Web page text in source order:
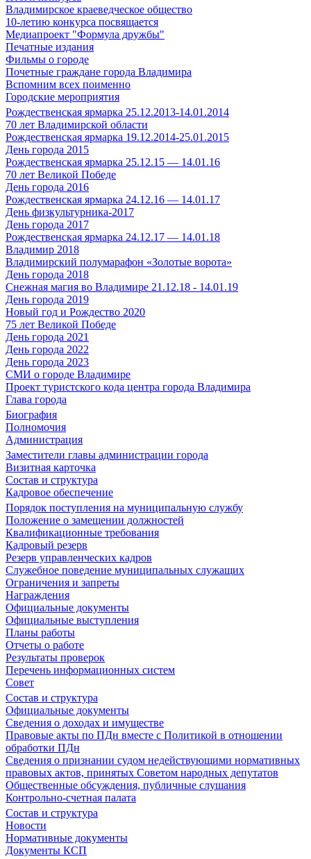
Владимирское краеведческое общество
10-летию конкурса посвящается
Медиапроект "Формула дружбы"
Печатные издания
Фильмы о городе
Почетные граждане города Владимира
Вспомним всех поименно
Городские мероприятия
Рождественская ярмарка 25.12.2013-14.01.2014
70 лет Владимирской области
Рождественская ярмарка 19.12.2014-25.01.2015
День города 2015
Рождественская ярмарка 25.12.15 — 14.01.16
70 лет Великой Победе
День города 2016
Рождественская ярмарка 24.12.16 — 14.01.17
День физкультурника-2017
День города 2017
Рождественская ярмарка 24.12.17 — 14.01.18
Владимир 2018
Владимирский полумарафон «Золотые ворота»
День города 2018
Снежная магия во Владимире 21.12.18 - 14.01.19
День города 2019
Новый год и Рождество 2020
75 лет Великой Победе
День города 2021
День города 2022
День города 2023
СМИ о городе Владимире
Проект туристского кода центра города Владимира
Глава города
Биография
Полномочия
Администрация
Заместители главы администрации города
Визитная карточка
Состав и структура
Кадровое обеспечение
Порядок поступления на муниципальную службу
Положение о замещении должностей
Квалификационные требования
Кадровый резерв
Резерв управленческих кадров
Служебное поведение муниципальных служащих
Ограничения и запреты
Награждения
Официальные документы
Официальные выступления
Планы работы
Отчеты о работе
Результаты проверок
Перечень информационных систем
Совет
Состав и структура
Официальные документы
Сведения о доходах и имуществе
Правовые акты по ПДн вместе с Политикой в отношении
обработки ПДн
Сведения о признании судом недействующими нормативных
правовых актов, принятых Советом народных депутатов
Общественные обсуждения, публичные слушания
Контрольно-счетная палата
Состав и структура
Новости
Нормативные документы
Документы КСП